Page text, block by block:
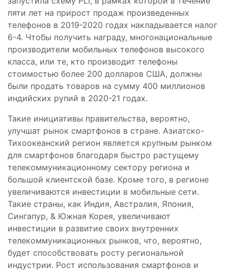
пяти лет на прирост продаж произведенных
телефонов в 2019-2020 годах накладывается налог
6-4. Чтобы получить награду, многонациональные
производители мобильных телефонов высокого
класса, или те, кто производит телефоны
стоимостью более 200 долларов США, должны
были продать товаров на сумму 400 миллионов
индийских рупий в 2020-21 годах.
Такие инициативы правительства, вероятно,
улучшат рынок смартфонов в стране. Азиатско-
Тихоокеанский регион является крупным рынком
для смартфонов благодаря быстро растущему
телекоммуникационному сектору региона и
большой клиентской базе. Кроме того, в регионе
увеличиваются инвестиции в мобильные сети.
Такие страны, как Индия, Австралия, Япония,
Сингапур, & Южная Корея, увеличивают
инвестиции в развитие своих внутренних
телекоммуникационных рынков, что, вероятно,
будет способствовать росту региональной
индустрии. Рост использования смартфонов и